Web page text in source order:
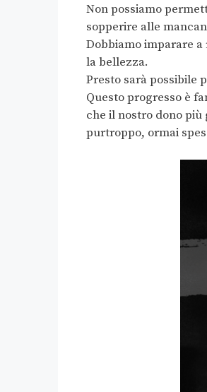
Non possiamo
sopperire alle
Dobbiamo imparare
la bellezza.
Presto sarà possibile
Questo progresso è
che il nostro dono
purtroppo, ormai